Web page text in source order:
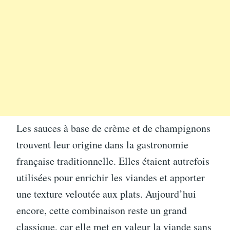
Les sauces à base de crème et de champignons
trouvent leur origine dans la gastronomie
française traditionnelle. Elles étaient autrefois
utilisées pour enrichir les viandes et apporter
une texture veloutée aux plats. Aujourd’hui
encore, cette combinaison reste un grand
classique, car elle met en valeur la viande sans